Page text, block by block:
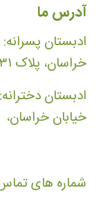
آدرس ما
ادبستان
خراسان، پلاک ۳۱
ادبستان
خیابان خراسان،
شماره های